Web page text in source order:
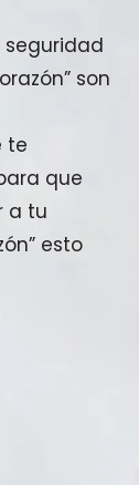
seguridad
son
te
que
a tu
esto